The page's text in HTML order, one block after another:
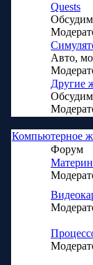
Quests
Авто,
Другие
Компьютерное
Форум